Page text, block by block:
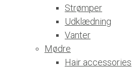
Strømper
Udklædning
Vanter
Mødre
Hair accessories